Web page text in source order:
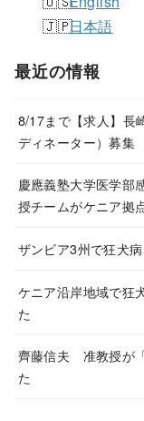
日本語
最近の情報
8/17まで【求人】長
ディネーター）募集
慶應義塾大学医学部
授チームがケニア拠
ザンビア3州で狂犬
ケニア沿岸地域で狂
た
齊藤信夫 准教授が
た